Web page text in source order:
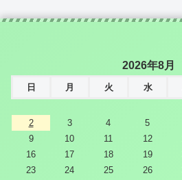
2026年8月
日 月 火 水
2
3 4 5
9
10 11 12
16
17 18 19
23
24 25 26